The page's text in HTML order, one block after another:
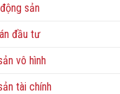
sản
đầu tư
vô hình
tài chính